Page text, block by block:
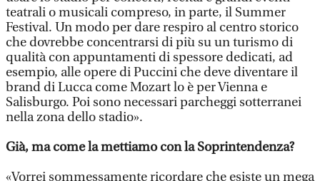
teatrali o musicali compreso, in parte, il Summer
Festival. Un modo per dare respiro al centro storico
che dovrebbe concentrarsi di più su un turismo di
qualità con appuntamenti di spessore dedicati, ad
esempio, alle opere di Puccini che deve diventare il
brand di Lucca come Mozart lo è per Vienna e
Salisburgo. Poi sono necessari parcheggi sotterranei
nella zona dello stadio».
Già, ma come la mettiamo con la Soprintendenza?
«Vorrei sommessamente ricordare che esiste un mega